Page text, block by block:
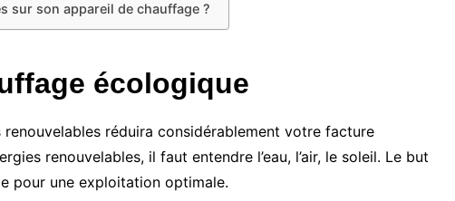
sur son appareil de chauffage ?
écologique
réduira considérablement votre facture
renouvelables, il faut entendre l’eau, l’air, le soleil. Le but
pour une exploitation optimale.